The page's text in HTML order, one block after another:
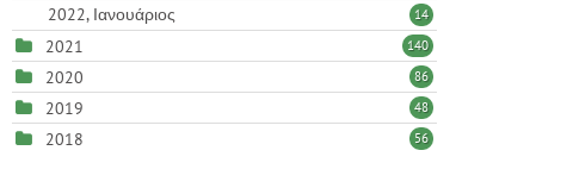
2022, Ιανουάριος 14
2021 140
2020 86
2019 48
2018 56